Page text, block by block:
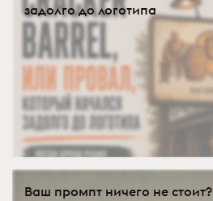
задолго до логотипа
Ваш промпт ничего не стоит?